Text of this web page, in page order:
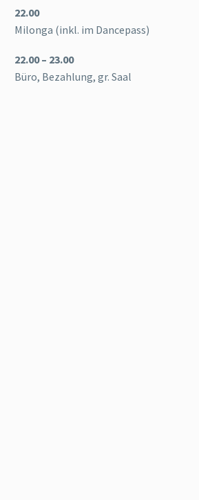
22.00
Milonga (inkl. im Dancepass)
22.00 – 23.00
Büro, Bezahlung, gr. Saal